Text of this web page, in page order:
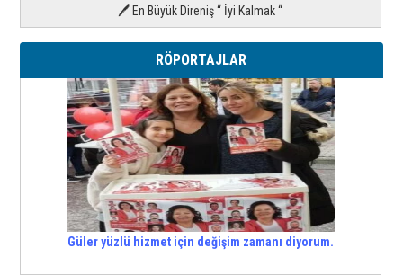
🖊 En Büyük Direniş “ İyi Kalmak “
RÖPORTAJLAR
Güler yüzlü hizmet için değişim zamanı diyorum.